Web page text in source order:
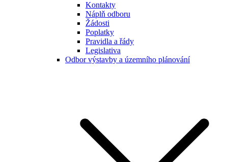
Kontakty
Náplň odboru
Žádosti
Poplatky
Pravidla a řády
Legislativa
Odbor výstavby a územního plánování